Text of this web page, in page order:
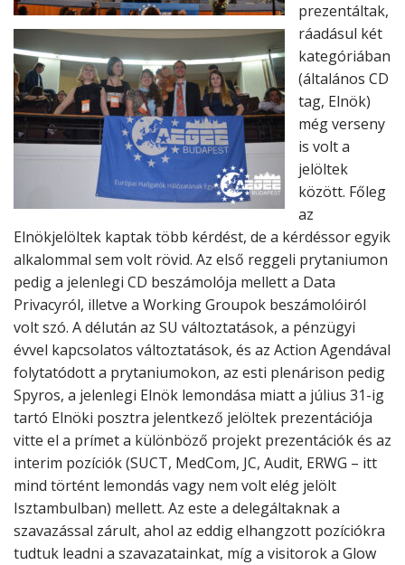
prezentáltak,
ráadásul két
kategóriában
(általános CD
tag, Elnök)
még verseny
is volt a
jelöltek
között. Főleg
az
Elnökjelöltek kaptak több kérdést, de a kérdéssor egyik
alkalommal sem volt rövid. Az első reggeli prytaniumon
pedig a jelenlegi CD beszámolója mellett a Data
Privacyról, illetve a Working Groupok beszámolóiról
volt szó. A délután az SU változtatások, a pénzügyi
évvel kapcsolatos változtatások, és az Action Agendával
folytatódott a prytaniumokon, az esti plenárison pedig
Spyros, a jelenlegi Elnök lemondása miatt a július 31-ig
tartó Elnöki posztra jelentkező jelöltek prezentációja
vitte el a prímet a különböző projekt prezentációk és az
interim pozíciók (SUCT, MedCom, JC, Audit, ERWG – itt
mind történt lemondás vagy nem volt elég jelölt
Isztambulban) mellett. Az este a delegáltaknak a
szavazással zárult, ahol az eddig elhangzott pozíciókra
tudtuk leadni a szavazatainkat, míg a visitorok a Glow